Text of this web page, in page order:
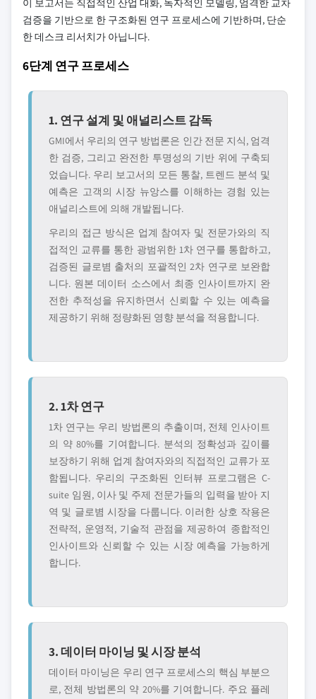
이 보고서는 직접적인 산업 대화, 독자적인 모델링, 엄격한 교차
검증을 기반으로 한 구조화된 연구 프로세스에 기반하며, 단순
한 데스크 리서치가 아닙니다.
6단계 연구 프로세스
1. 연구 설계 및 애널리스트 감독
GMI에서 우리의 연구 방법론은 인간 전문 지식, 엄격
한 검증, 그리고 완전한 투명성의 기반 위에 구축되
었습니다. 우리 보고서의 모든 통찰, 트렌드 분석 및
예측은 고객의 시장 뉴앙스를 이해하는 경험 있는
애널리스트에 의해 개발됩니다.
우리의 접근 방식은 업계 참여자 및 전문가와의 직
접적인 교류를 통한 광범위한 1차 연구를 통합하고,
검증된 글로볌 출처의 포괄적인 2차 연구로 보완합
니다. 원본 데이터 소스에서 최종 인사이트까지 완
전한 추적성을 유지하면서 신뢰할 수 있는 예측을
제공하기 위해 정량화된 영향 분석을 적용합니다.
2. 1차 연구
1차 연구는 우리 방법론의 추출이며, 전체 인사이트
의 약 80%를 기여합니다. 분석의 정확성과 깊이를
보장하기 위해 업계 참여자와의 직접적인 교류가 포
함됩니다. 우리의 구조화된 인터뷰 프로그램은 C-
suite 임원, 이사 및 주제 전문가들의 입력을 받아 지
역 및 글로볌 시장을 다룹니다. 이러한 상호 작용은
전략적, 운영적, 기술적 관점을 제공하여 종합적인
인사이트와 신뢰할 수 있는 시장 예측을 가능하게
합니다.
3. 데이터 마이닝 및 시장 분석
데이터 마이닝은 우리 연구 프로세스의 핵심 부분으
로, 전체 방법론의 약 20%를 기여합니다. 주요 플레